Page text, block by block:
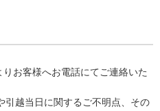
お客様へお電話にてご連絡いた
引越当日に関するご不明点、その